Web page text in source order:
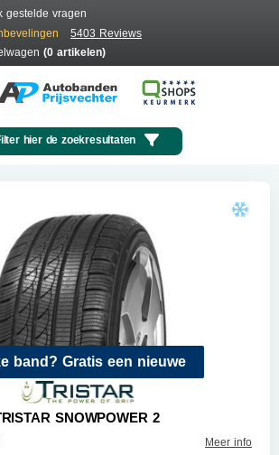
gestelde vragen
5403 Reviews
(0 artikelen)
hier de zoekresultaten
band? Gratis een nieuwe
SNOWPOWER 2
Meer info